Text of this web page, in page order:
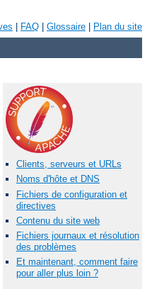
FAQ Glossaire Plan du site
Clients, serveurs et URLs
Noms d'hôte et DNS
Fichiers de configuration et
directives
Contenu du site web
Fichiers journaux et résolution
des problèmes
Et maintenant, comment faire
pour aller plus loin ?